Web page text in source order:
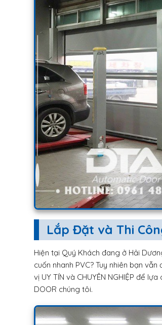
Lắp Đặt và Thi
Hiện tại Quý Khách đang ở Hải
cuốn nhanh PVC? Tuy nhiên bạn
vị UY TÍN và CHUYÊN NGHIỆP để
DOOR chúng tôi.